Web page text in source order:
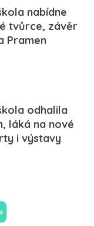
nabídne
tvůrce, závěr
Pramen
odhalila
láká na nové
i výstavy